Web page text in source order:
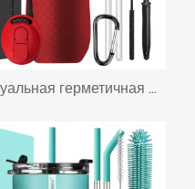
Индивидуальная герметичная спортивная бутылка для воды Теромы из нержавеющей стали с тройной вакуумной изоляцией и двойной изоляцией по всему миру